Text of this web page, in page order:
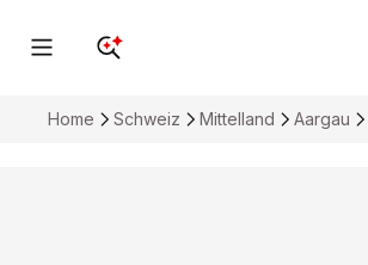
Home Schweiz Mittelland Aargau